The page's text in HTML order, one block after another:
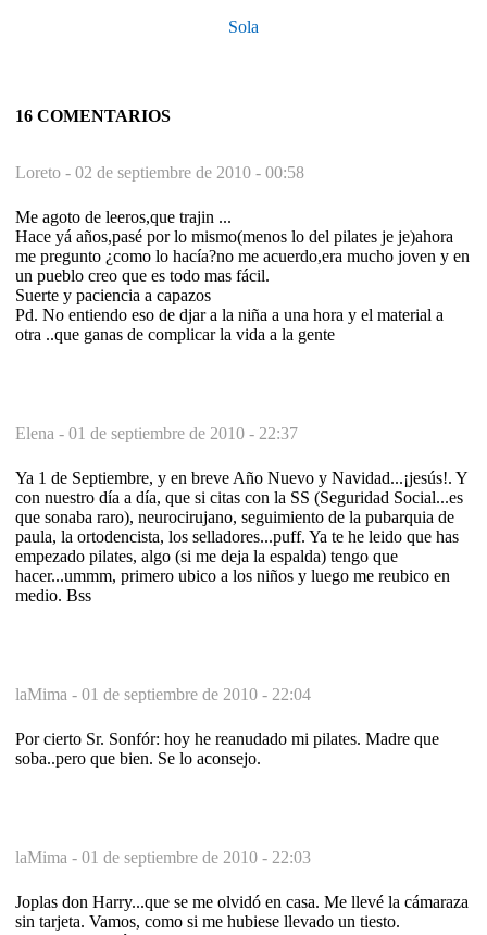
Sola
16 COMENTARIOS
Loreto - 02 de septiembre de 2010 - 00:58
Me agoto de leeros,que trajin ...
Hace yá años,pasé por lo mismo(menos lo del pilates je je)ahora
me pregunto ¿como lo hacía?no me acuerdo,era mucho joven y en
un pueblo creo que es todo mas fácil.
Suerte y paciencia a capazos
Pd. No entiendo eso de djar a la niña a una hora y el material a
otra ..que ganas de complicar la vida a la gente
Elena - 01 de septiembre de 2010 - 22:37
Ya 1 de Septiembre, y en breve Año Nuevo y Navidad...¡jesús!. Y
con nuestro día a día, que si citas con la SS (Seguridad Social...es
que sonaba raro), neurocirujano, seguimiento de la pubarquia de
paula, la ortodencista, los selladores...puff. Ya te he leido que has
empezado pilates, algo (si me deja la espalda) tengo que
hacer...ummm, primero ubico a los niños y luego me reubico en
medio. Bss
laMima - 01 de septiembre de 2010 - 22:04
Por cierto Sr. Sonfór: hoy he reanudado mi pilates. Madre que
soba..pero que bien. Se lo aconsejo.
laMima - 01 de septiembre de 2010 - 22:03
Joplas don Harry...que se me olvidó en casa. Me llevé la cámaraza
sin tarjeta. Vamos, como si me hubiese llevado un tiesto.